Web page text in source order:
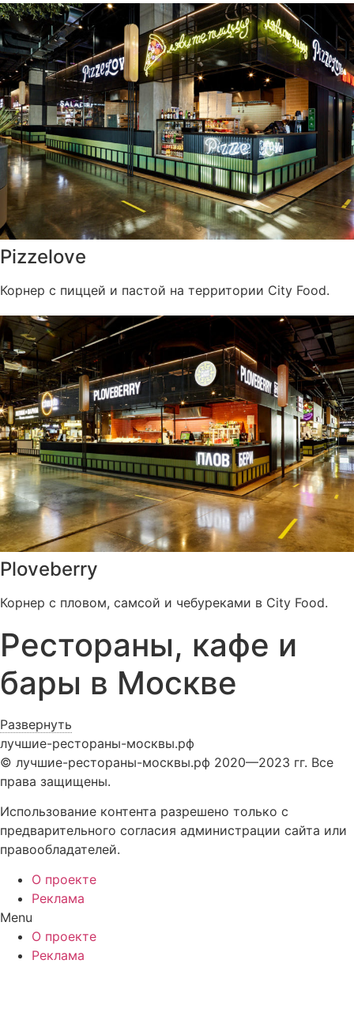
Pizzelove
Корнер с пиццей и пастой на территории City Food.
Ploveberry
Корнер с пловом, самсой и чебуреками в City Food.
Рестораны, кафе и
бары в Москве
Развернуть
лучшие-рестораны-москвы.рф
© лучшие-рестораны-москвы.рф 2020—2023 гг. Все
права защищены.
Использование контента разрешено только с
предварительного согласия администрации сайта или
правообладателей.
О проекте
Реклама
Menu
О проекте
Реклама